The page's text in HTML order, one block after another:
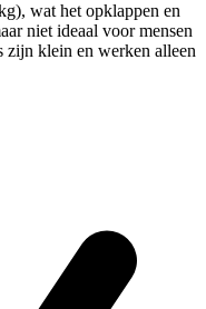
wat het opklappen en
niet ideaal voor mensen
zijn klein en werken alleen